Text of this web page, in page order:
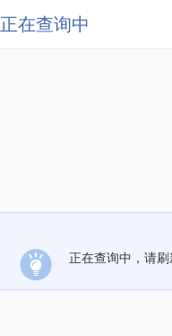
正在查询中
正在查询中，请